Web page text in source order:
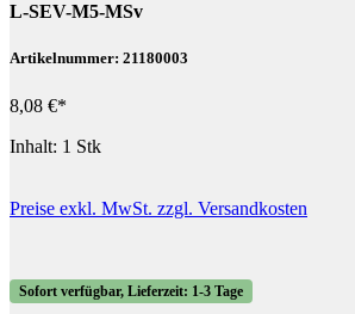
L-SEV-M5-MSv
Artikelnummer: 21180003
8,08 €*
Inhalt: 1 Stk
Preise exkl. MwSt. zzgl. Versandkosten
Sofort verfügbar, Lieferzeit: 1-3 Tage